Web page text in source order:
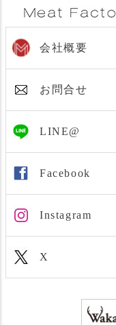
会社概要
お問合せ
LINE@
Facebook
Instagram
X